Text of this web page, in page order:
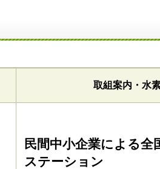
取組案内・水
民間中小企業による全
ステーション